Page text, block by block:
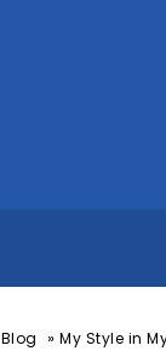
Blog »My Style in